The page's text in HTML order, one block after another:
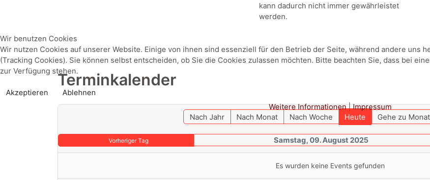
kann dadurch nicht immer gewährleistet
werden.
Terminkalender
Nach Jahr Nach Monat Nach Woche Heute Gehe zu Monat
Vorheriger Tag Samstag, 09. August 2025
Es wurden keine Events gefunden
Wir benutzen Cookies
Wir nutzen Cookies auf unserer Website. Einige von ihnen sind essenziell für den Betrieb der Seite, während andere uns
(Tracking Cookies). Sie können selbst entscheiden, ob Sie die Cookies zulassen möchten. Bitte beachten Sie, dass bei
zur Verfügung stehen.
Akzeptieren
Ablehnen
Weitere Informationen|Impressum